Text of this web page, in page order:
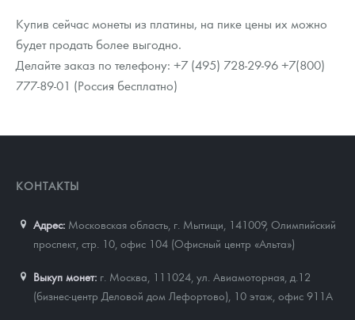
Монеты и жетоны из недрагоценных металлов
Книги по нумизматике
Купив сейчас монеты из платины, на пике цены их можно
будет продать более выгодно.
Делайте заказ по телефону: +7 (495) 728-29-96 +7(800)
777-89-01 (Россия бесплатно)
КОНТАКТЫ
Адрес: Московская область, г. Мытищи, 141009, Олимпийский
проспект, стр. 10, офис 104 (Офисный центр «Альта»)
Выкуп монет: г. Москва, 111024, ул. Авиамоторная, д.12
(бизнес-центр Деловой дом Лефортово), 10 этаж, офис 911А